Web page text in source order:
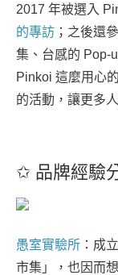
2017 年被選入
的專訪 ；之後還
集、台感的 Pop-
Pinkoi 這麼用心
的活動，讓更多
✩ 品牌經驗
愚室實驗所 ：成
市集」，也因而